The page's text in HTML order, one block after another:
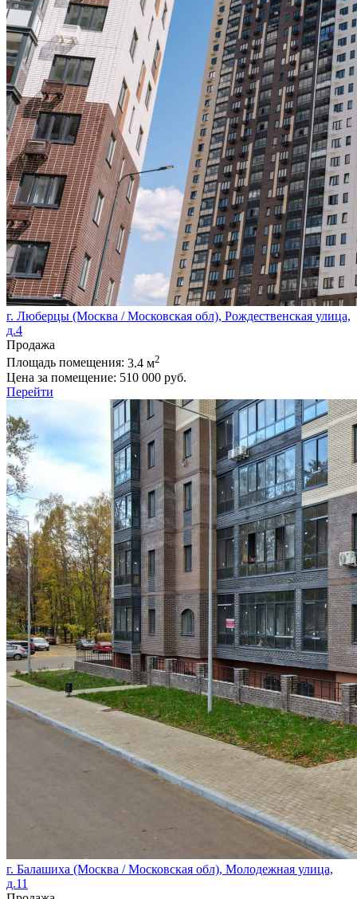
г. Люберцы (Москва / Московская обл), Рождественская улица,
д.4
Продажа
Площадь помещения: 3.4 м2
Цена за помещение: 510 000 руб.
Перейти
г. Балашиха (Москва / Московская обл), Молодежная улица,
д.11